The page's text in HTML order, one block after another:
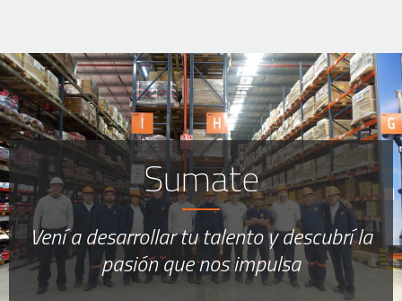
Sumate
Vení a desarrollar tu talento y descubrí la
pasión que nos impulsa